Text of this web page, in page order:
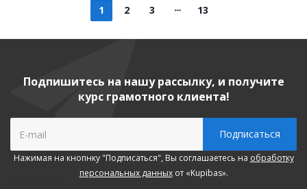
1 2 3 13
Подпишитесь на нашу рассылку, и получите
курс грамотного клиента!
Нажимая на кнопнку "Подписаться", Вы соглашаетесь на обработку
персональных данныхот «Kupibas».